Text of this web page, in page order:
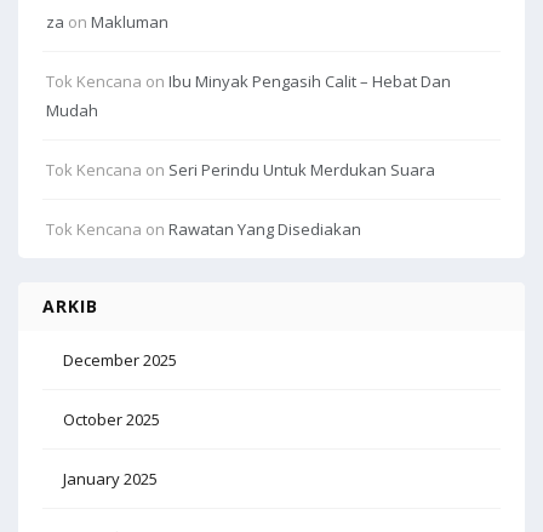
za on Makluman
Tok Kencana on Ibu Minyak Pengasih Calit – Hebat Dan
Mudah
Tok Kencana on Seri Perindu Untuk Merdukan Suara
Tok Kencana on Rawatan Yang Disediakan
ARKIB
December 2025
October 2025
January 2025